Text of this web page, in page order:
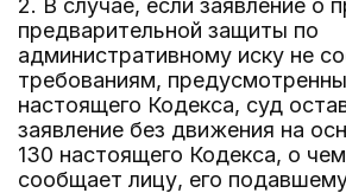
2. В случае, если заявление о
предварительной защиты по
административному иску не
требованиям,
настоящего Кодекса, суд
заявление без движения на
130 настоящего Кодекса, о
сообщает лицу, его